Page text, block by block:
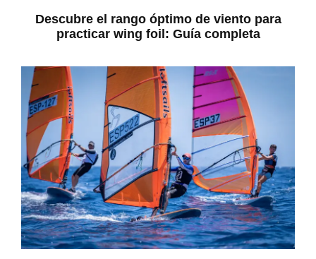
Descubre el rango óptimo de viento para
practicar wing foil: Guía completa